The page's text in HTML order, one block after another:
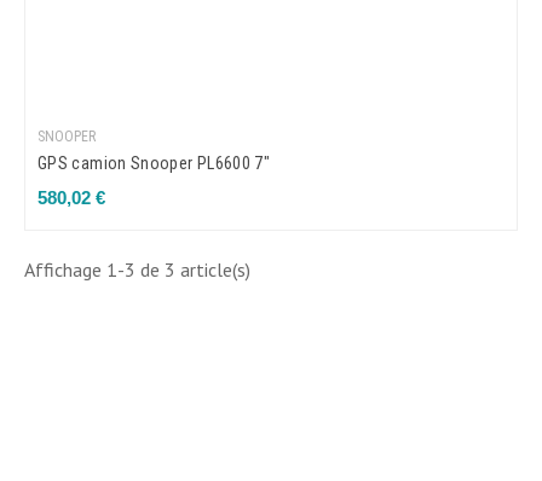
Prix
580,02 €
SNOOPER
GPS camion Snooper PL6600 7"
Affichage 1-3 de 3 article(s)